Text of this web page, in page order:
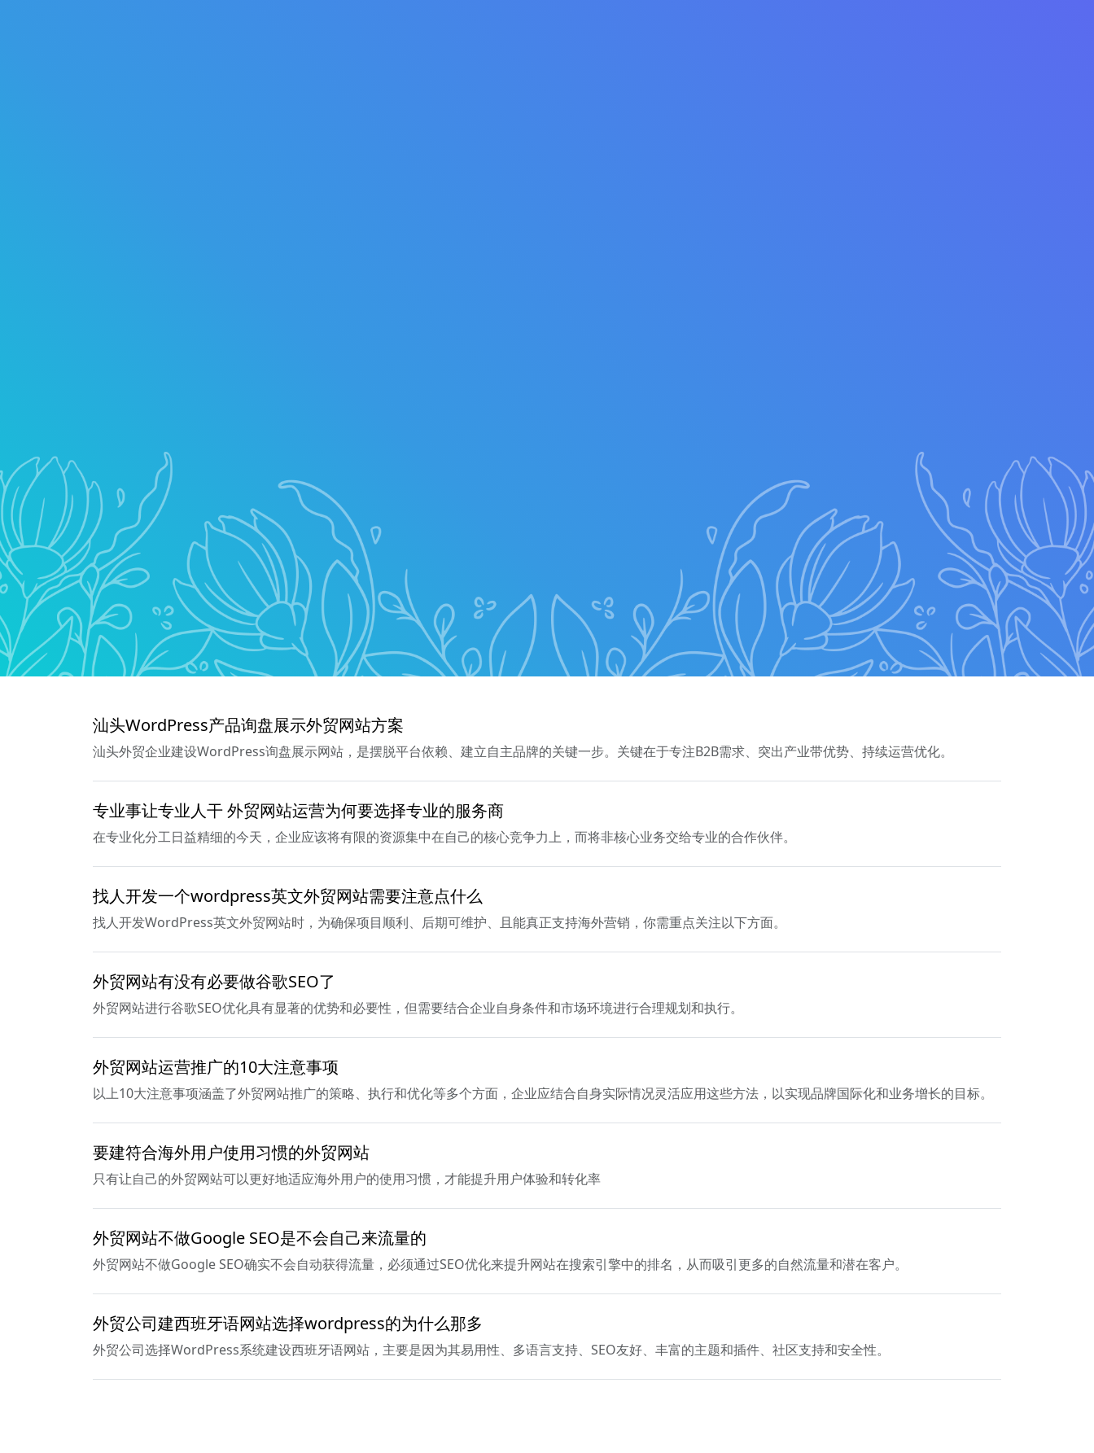
汕头WordPress产品询盘展示外贸网站方案
汕头外贸企业建设WordPress询盘展示网站，是摆脱平台依赖、建立自主品牌的关键一步。关键在于专注B2B需求、突出产业带优势、持续运营优化。
专业事让专业人干 外贸网站运营为何要选择专业的服务商
在专业化分工日益精细的今天，企业应该将有限的资源集中在自己的核心竞争力上，而将非核心业务交给专业的合作伙伴。
找人开发一个wordpress英文外贸网站需要注意点什么
找人开发WordPress英文外贸网站时，为确保项目顺利、后期可维护、且能真正支持海外营销，你需重点关注以下方面。
外贸网站有没有必要做谷歌SEO了
外贸网站进行谷歌SEO优化具有显著的优势和必要性，但需要结合企业自身条件和市场环境进行合理规划和执行。
外贸网站运营推广的10大注意事项
以上10大注意事项涵盖了外贸网站推广的策略、执行和优化等多个方面，企业应结合自身实际情况灵活应用这些方法，以实现品牌国际化和业务增长的目标。
要建符合海外用户使用习惯的外贸网站
只有让自己的外贸网站可以更好地适应海外用户的使用习惯，才能提升用户体验和转化率
外贸网站不做Google SEO是不会自己来流量的
外贸网站不做Google SEO确实不会自动获得流量，必须通过SEO优化来提升网站在搜索引擎中的排名，从而吸引更多的自然流量和潜在客户。
外贸公司建西班牙语网站选择wordpress的为什么那多
外贸公司选择WordPress系统建设西班牙语网站，主要是因为其易用性、多语言支持、SEO友好、丰富的主题和插件、社区支持和安全性。